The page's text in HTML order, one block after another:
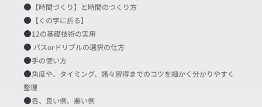
【時間づくり】と時間のつくり方
【くの字に折る】
12の基礎技術の実用
パスorドリブルの選択の仕方
手の使い方
角度や、タイミング、諸々習得までのコツを細かく分かりやすく
整理
各、良い例、悪い例